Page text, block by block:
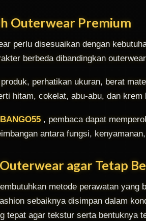
Outerwear Premium
perlu disesuaikan dengan
berbeda dibandingkan
perhatikan ukuran, berat
hitam, cokelat, abu-abu, dan
, pembaca dapat
antara fungsi,
agar Tetap
metode perawatan
sebaiknya disimpan dalam
tepat agar tekstur serta bentuknya